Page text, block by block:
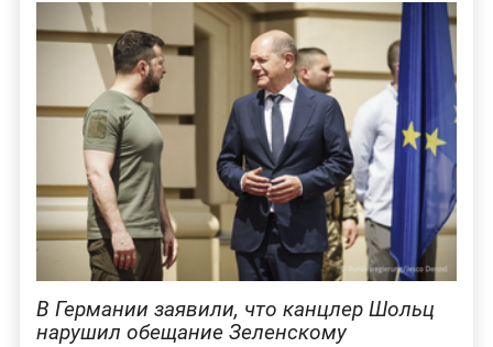
В Германии заявили, что канцлер Шольц
нарушил обещание Зеленскому